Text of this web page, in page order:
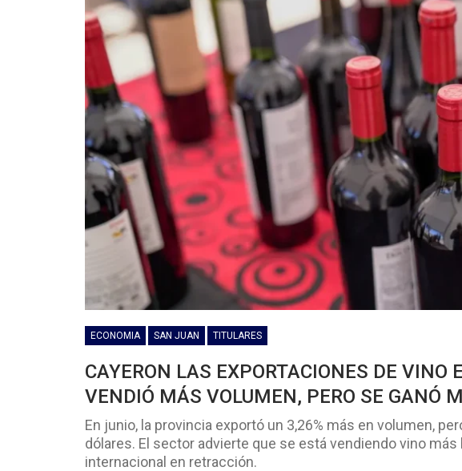
ECONOMIA SAN JUAN TITULARES
CAYERON LAS EXPORTACIONES DE VINO
VENDIÓ MÁS VOLUMEN, PERO SE GANÓ
En junio, la provincia exportó un 3,26% más en volumen,
dólares. El sector advierte que se está vendiendo vino
internacional en retracción.